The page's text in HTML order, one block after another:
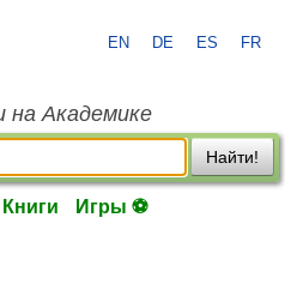
EN DE ES FR
на Академике
Найти!
Книги Игры ⚽